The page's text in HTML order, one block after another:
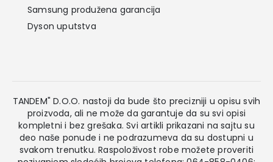
Samsung produžena garancija
Dyson uputstva
TANDEM" D.O.O. nastoji da bude što precizniji u opisu svih
proizvoda, ali ne može da garantuje da su svi opisi
kompletni i bez grešaka. Svi artikli prikazani na sajtu su
deo naše ponude i ne podrazumeva da su dostupni u
svakom trenutku. Raspoloživost robe možete proveriti